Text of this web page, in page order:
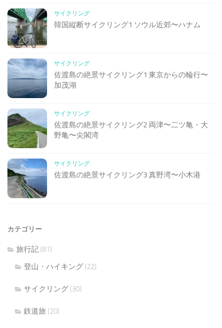
サイクリング
韓国縦断サイクリング1 ソウル近郊〜ハナム
サイクリング
佐渡島の絶景サイクリング1 東京からの輪行〜
加茂湖
サイクリング
佐渡島の絶景サイクリング2 両津〜二ツ亀・大
野亀〜尖閣湾
サイクリング
佐渡島の絶景サイクリング3 真野湾〜小木港
カテゴリー
旅行記 (81)
登山・ハイキング (22)
サイクリング (30)
鉄道旅 (20)